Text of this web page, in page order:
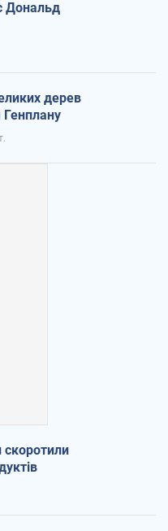
Дональд
дерев
Генплану
скоротили